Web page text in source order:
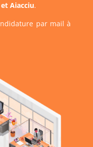
Aiacciu.
par mail à